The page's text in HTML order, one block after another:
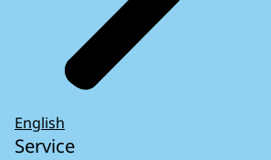
English
Service